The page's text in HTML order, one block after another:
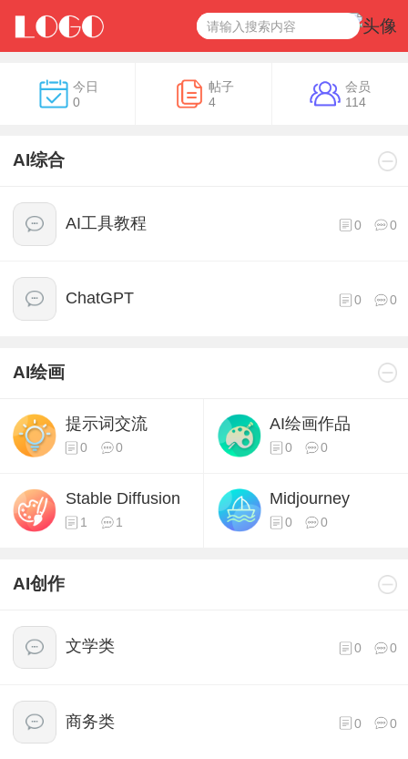
今日
0
帖子
4
会员
114
AI综合
AI工具教程 0 0
ChatGPT 0 0
AI绘画
提示词交流
0 0
AI绘画作品
0 0
Stable Diffusion
1 1
Midjourney
0 0
AI创作
文学类 0 0
商务类 0 0